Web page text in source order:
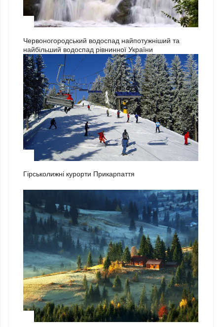
Червоногородський водоспад найпотужніший та
найбільший водоспад рівнинної України
Гірськолижні курорти Прикарпаття